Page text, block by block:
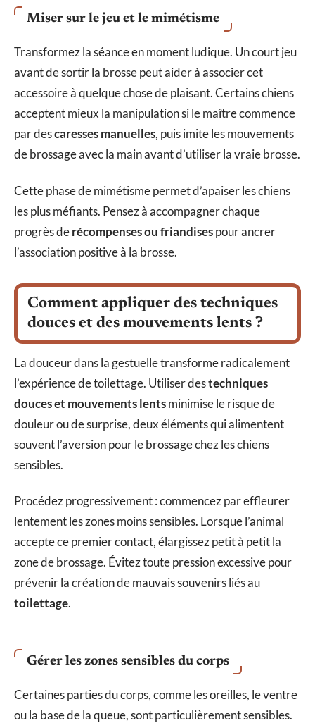
Miser sur le jeu et le mimétisme
Transformez la séance en moment ludique. Un court jeu
avant de sortir la brosse peut aider à associer cet
accessoire à quelque chose de plaisant. Certains chiens
acceptent mieux la manipulation si le maître commence
par descaresses manuelles, puis imite les mouvements
de brossage avec la main avant d’utiliser la vraie brosse.
Cette phase de mimétisme permet d’apaiser les chiens
les plus méfiants. Pensez à accompagner chaque
progrès derécompenses ou friandisespour ancrer
l’association positive à la brosse.
Comment appliquer des techniques
douces et des mouvements lents ?
La douceur dans la gestuelle transforme radicalement
l’expérience de toilettage. Utiliser destechniques
douces et mouvements lentsminimise le risque de
douleur ou de surprise, deux éléments qui alimentent
souvent l’aversion pour le brossage chez les chiens
sensibles.
Procédez progressivement : commencez par effleurer
lentement les zones moins sensibles. Lorsque l’animal
accepte ce premier contact, élargissez petit à petit la
zone de brossage. Évitez toute pression excessive pour
prévenir la création de mauvais souvenirs liés au
toilettage.
Gérer les zones sensibles du corps
Certaines parties du corps, comme les oreilles, le ventre
ou la base de la queue, sont particulièrement sensibles.